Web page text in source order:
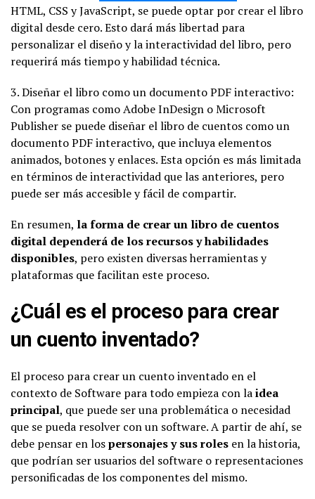
HTML, CSS y JavaScript, se puede optar por crear el libro
digital desde cero. Esto dará más libertad para
personalizar el diseño y la interactividad del libro, pero
requerirá más tiempo y habilidad técnica.
3. Diseñar el libro como un documento PDF interactivo:
Con programas como Adobe InDesign o Microsoft
Publisher se puede diseñar el libro de cuentos como un
documento PDF interactivo, que incluya elementos
animados, botones y enlaces. Esta opción es más limitada
en términos de interactividad que las anteriores, pero
puede ser más accesible y fácil de compartir.
En resumen, la forma de crear un libro de cuentos
digital dependerá de los recursos y habilidades
disponibles, pero existen diversas herramientas y
plataformas que facilitan este proceso.
¿Cuál es el proceso para crear
un cuento inventado?
El proceso para crear un cuento inventado en el
contexto de Software para todo empieza con laidea
principal, que puede ser una problemática o necesidad
que se pueda resolver con un software. A partir de ahí, se
debe pensar en lospersonajes y sus roles en la historia,
que podrían ser usuarios del software o representaciones
personificadas de los componentes del mismo.